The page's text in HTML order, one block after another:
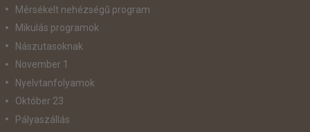
Mérsékelt nehézségű program
Mikulás programok
Nászutasoknak
November 1
Nyelvtanfolyamok
Október 23
Pályaszállás